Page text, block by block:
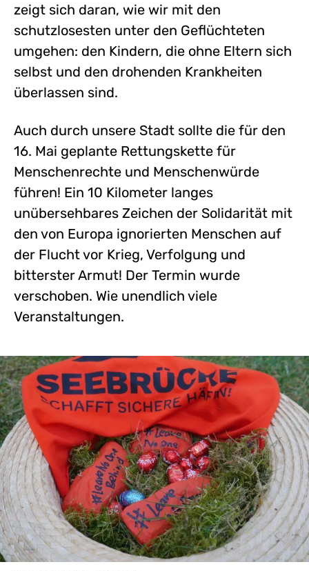
zeigt sich daran, wie wir mit den
schutzlosesten unter den Geflüchteten
umgehen: den Kindern, die ohne Eltern sich
selbst und den drohenden Krankheiten
überlassen sind.
Auch durch unsere Stadt sollte die für den
16. Mai geplante Rettungskette für
Menschenrechte und Menschenwürde
führen! Ein 10 Kilometer langes
unübersehbares Zeichen der Solidarität mit
den von Europa ignorierten Menschen auf
der Flucht vor Krieg, Verfolgung und
bitterster Armut! Der Termin wurde
verschoben. Wie unendlich viele
Veranstaltungen.